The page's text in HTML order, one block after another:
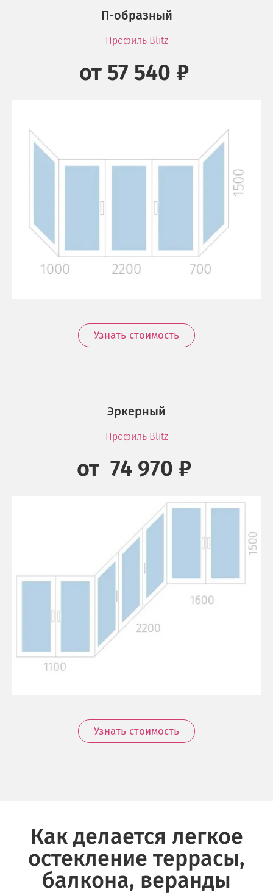
П-образный
Профиль Blitz
от 57 540 ₽
Узнать стоимость
Эркерный
Профиль Blitz
от 74 970 ₽
Узнать стоимость
Как делается легкое
остекление террасы,
балкона, веранды